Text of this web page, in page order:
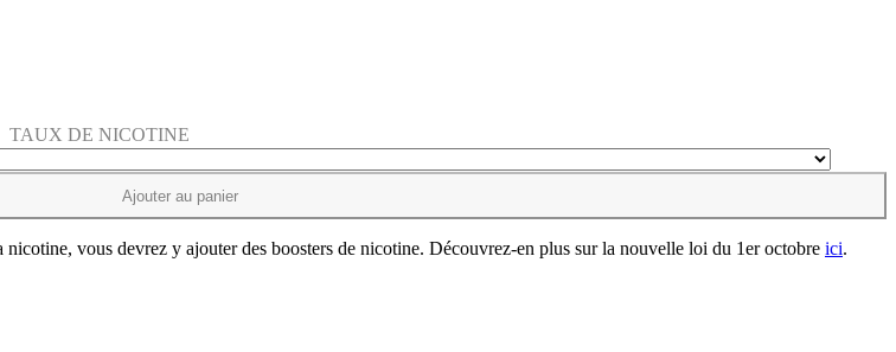
TAUX DE NICOTINE
Ajouter au panier
vous devrez y ajouter des boosters de nicotine. Découvrez-en plus sur la nouvelle loi du 1er octobre ici.